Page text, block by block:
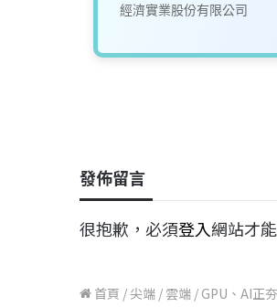
經濟實業股份有限公司
發佈留言
很抱歉，必須登入網站才